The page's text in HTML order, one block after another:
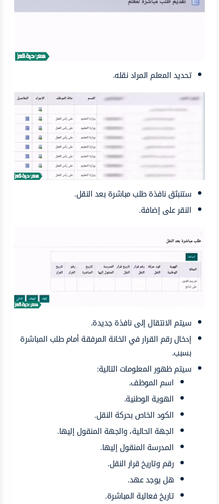
تحديد المعلم المراد نقله.
ستنبثق نافذة طلب مباشرة بعد النقل.
النقر على إضافة.
سيتم الانتقال إلى نافذة جديدة.
إدخال رقم القرار في الخانة المرفقة أمام طلب المباشرة
بسبب.
سيتم ظهور المعلومات التالية:
اسم الموظف.
الهوية الوطنية.
الكود الخاص بحركة النقل.
الجهة الحالية، والجهة المنقول إليها.
المدرسة المنقول إليها.
رقم وتاريخ قرار النقل.
هل يوجد عهد.
تاريخ فعالية المباشرة.